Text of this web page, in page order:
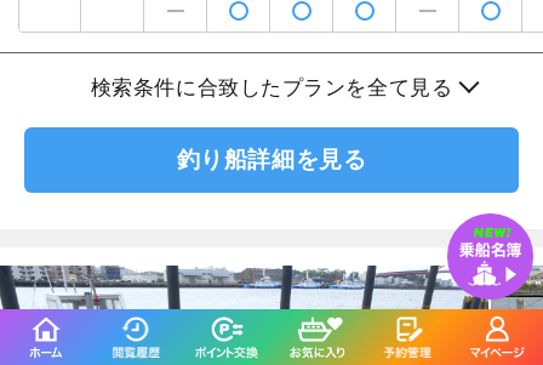
検索条件に合致したプランを全て見る
釣り船詳細を見る